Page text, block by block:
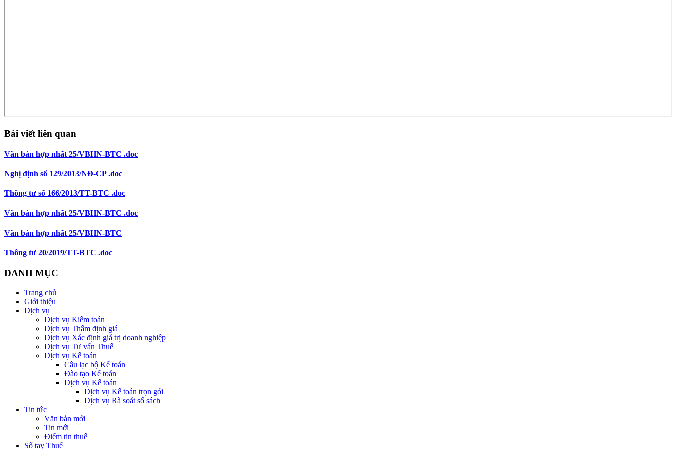
Bài viết liên quan
Văn bản hợp nhất 25/VBHN-BTC .doc
Nghị định số 129/2013/NĐ-CP .doc
Thông tư số 166/2013/TT-BTC .doc
Văn bản hợp nhất 25/VBHN-BTC .doc
Văn bản hợp nhất 25/VBHN-BTC
Thông tư 20/2019/TT-BTC .doc
DANH MỤC
Trang chủ
Giới thiệu
Dịch vụ
Dịch vụ Kiểm toán
Dịch vụ Thẩm định giá
Dịch vụ Xác định giá trị doanh nghiệp
Dịch vụ Tư vấn Thuế
Dịch vụ Kế toán
Câu lạc bộ Kế toán
Đào tạo Kế toán
Dịch vụ Kế toán
Dịch vụ Kế toán trọn gói
Dịch vụ Rà soát sổ sách
Tin tức
Văn bản mới
Tin mới
Điểm tin thuế
Sổ tay Thuế